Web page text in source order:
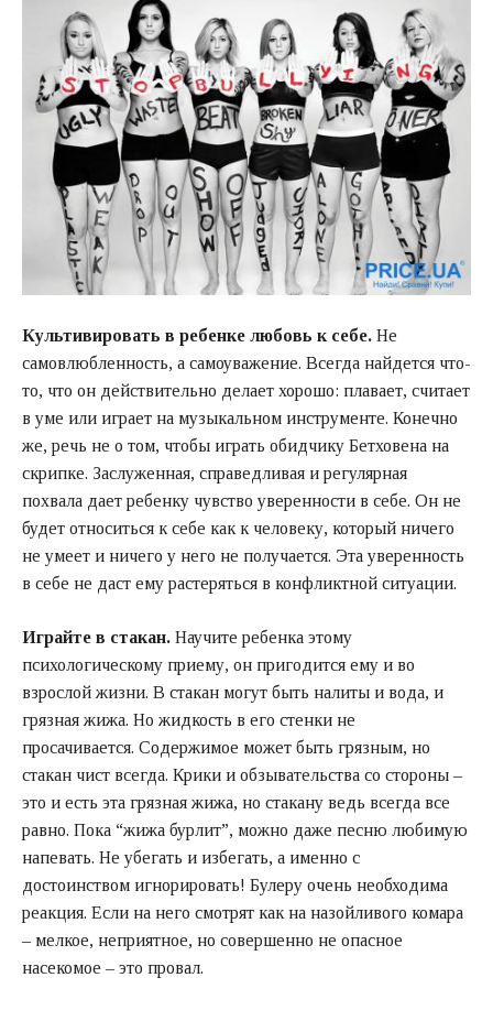
Культивировать в ребенке любовь к себе. Не
самовлюбленность, а самоуважение. Всегда найдется что-
то, что он действительно делает хорошо: плавает, считает
в уме или играет на музыкальном инструменте. Конечно
же, речь не о том, чтобы играть обидчику Бетховена на
скрипке. Заслуженная, справедливая и регулярная
похвала дает ребенку чувство уверенности в себе. Он не
будет относиться к себе как к человеку, который ничего
не умеет и ничего у него не получается. Эта уверенность
в себе не даст ему растеряться в конфликтной ситуации.
Играйте в стакан. Научите ребенка этому
психологическому приему, он пригодится ему и во
взрослой жизни. В стакан могут быть налиты и вода, и
грязная жижа. Но жидкость в его стенки не
просачивается. Содержимое может быть грязным, но
стакан чист всегда. Крики и обзывательства со стороны –
это и есть эта грязная жижа, но стакану ведь всегда все
равно. Пока “жижа бурлит”, можно даже песню любимую
напевать. Не убегать и избегать, а именно с
достоинством игнорировать! Булеру очень необходима
реакция. Если на него смотрят как на назойливого комара
– мелкое, неприятное, но совершенно не опасное
насекомое – это провал.